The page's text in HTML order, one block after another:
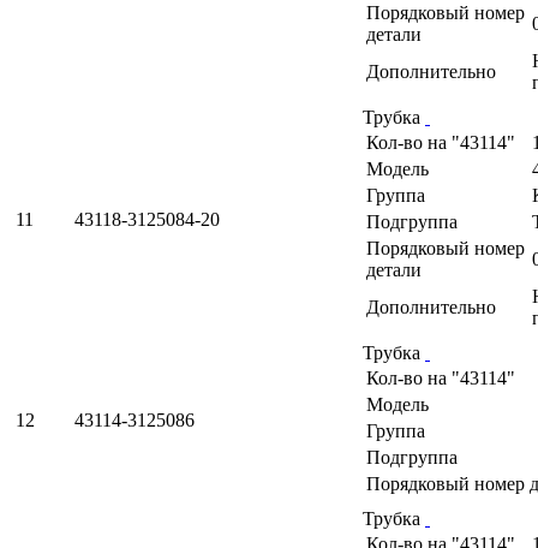
Порядковый номер
детали
Дополнительно
11 43118-3125084-20
Трубка
Кол-во на "43114"
Модель
Группа
Подгруппа
Порядковый номер
детали
Дополнительно
12 43114-3125086
Трубка
Кол-во на "43114"
Модель
Группа
Подгруппа
Порядковый номер
Трубка
Кол-во на "43114"